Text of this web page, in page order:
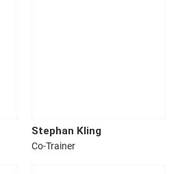
Stephan Kling
Co-Trainer